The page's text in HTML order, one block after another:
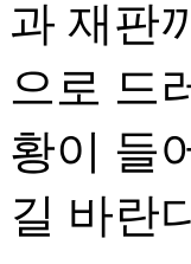
과 재판
으로 드
황이 들
길 바란